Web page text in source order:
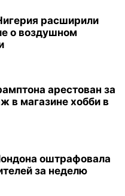
расширили
о воздушном
арестован за
в магазине хобби в
оштрафовала
за неделю